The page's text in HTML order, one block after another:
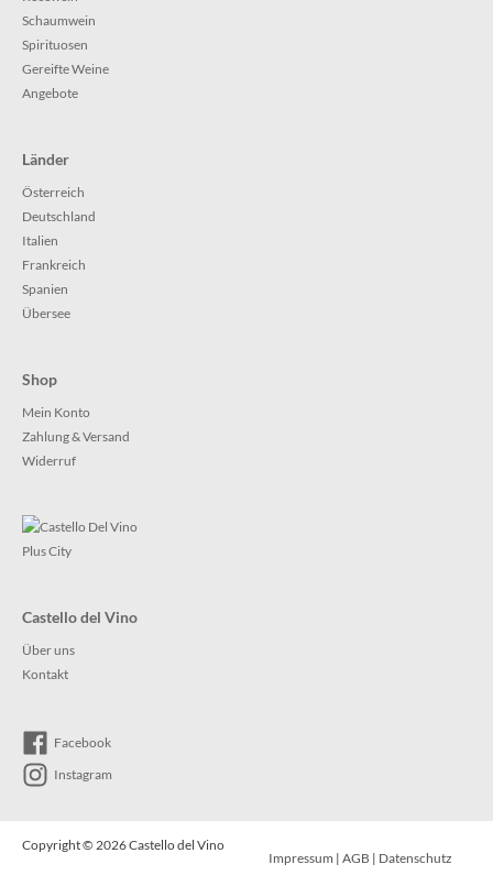
Schaumwein
Spirituosen
Gereifte Weine
Angebote
Länder
Österreich
Deutschland
Italien
Frankreich
Spanien
Übersee
Shop
Mein Konto
Zahlung & Versand
Widerruf
Castello del Vino
Über uns
Kontakt
Facebook
Instagram
Copyright © 2026Castello del Vino
Impressum | AGB | Datenschutz